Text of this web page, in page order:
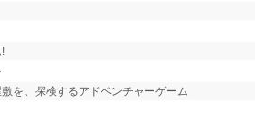
を、探検するアドベンチャーゲーム